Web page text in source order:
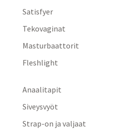
Satisfyer
Tekovaginat
Masturbaattorit
Fleshlight
Anaalitapit
Siveysvyöt
Strap-on ja valjaat